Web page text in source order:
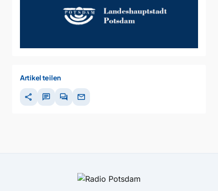
Artikel teilen
share chat forum mail